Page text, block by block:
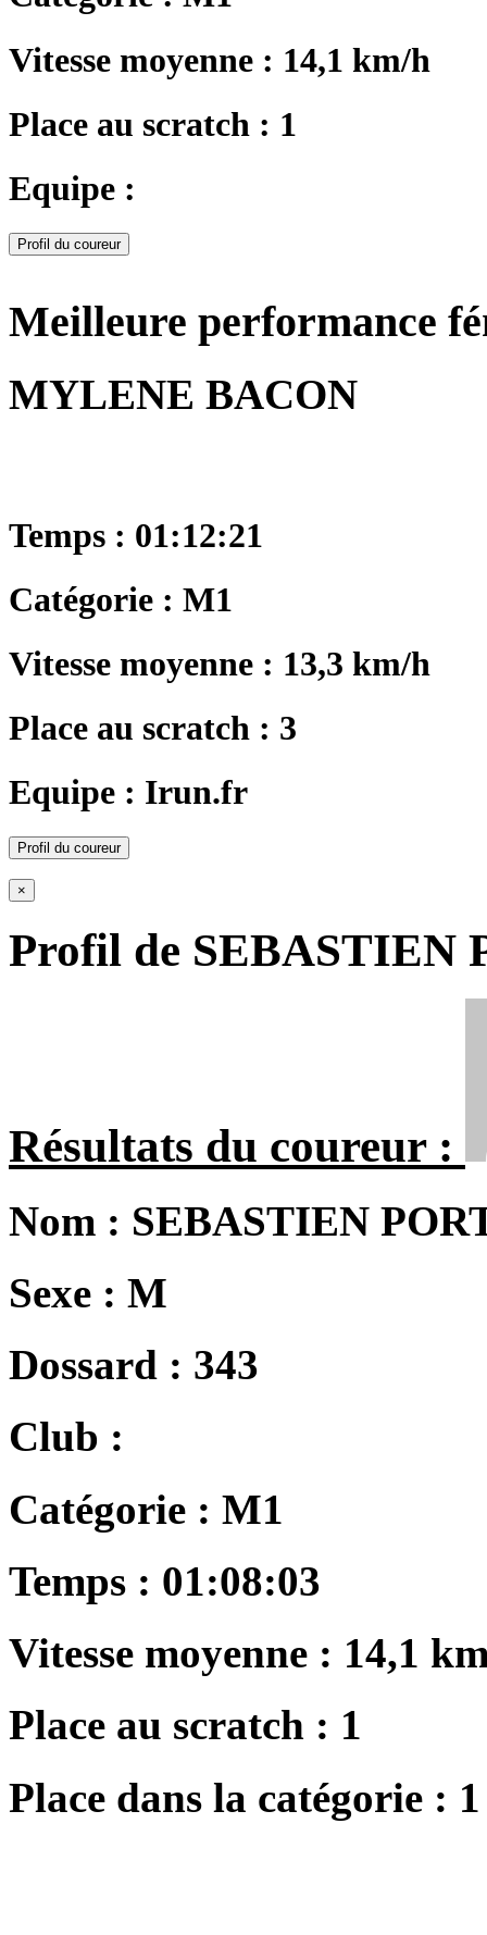
Vitesse moyenne : 14,1 km/h
Place au scratch : 1
Equipe :
Profil du coureur
Meilleure performance
MYLENE BACON
Temps : 01:12:21
Catégorie : M1
Vitesse moyenne : 13,3 km/h
Place au scratch : 3
Equipe : Irun.fr
Profil du coureur
×
Profil de SEBASTIEN
Résultats du coureur :
Nom : SEBASTIEN
Sexe : M
Dossard : 343
Club :
Catégorie : M1
Temps : 01:08:03
Vitesse moyenne : 14,1
Place au scratch : 1
Place dans la catégorie : 1